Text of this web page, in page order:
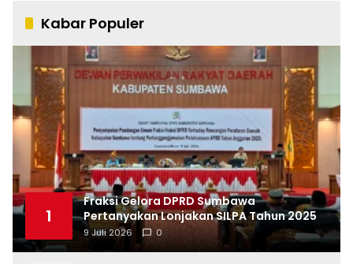
Kabar Populer
1
Fraksi Gelora DPRD Sumbawa
Pertanyakan Lonjakan SILPA Tahun 2025
9 Juli 2026 0